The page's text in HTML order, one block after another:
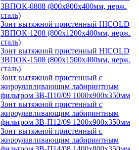
ЗВПОК-0808 (800х800х400мм, нерж.
сталь)
Зонт вытяжной пристенный HICOLD
ЗВПОК-1208 (800х1200х400мм, нерж.
сталь)
Зонт вытяжной пристенный HICOLD
ЗВПОК-1508 (800х1500х400мм, нерж.
сталь)
Зонт вытяжной пристенный с
жироулавливающим лабиринтным
фильтром ЗВ-П10/09 1000х900х350мм
Зонт вытяжной пристенный с
жироулавливающим лабиринтным
фильтром ЗВ-П12/09 1200х900х350мм
Зонт вытяжной пристенный с
жироулавливающим лабиринтным